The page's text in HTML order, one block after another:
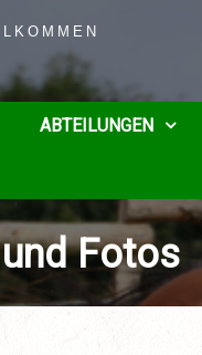
ABTEILUNGEN
Fotos